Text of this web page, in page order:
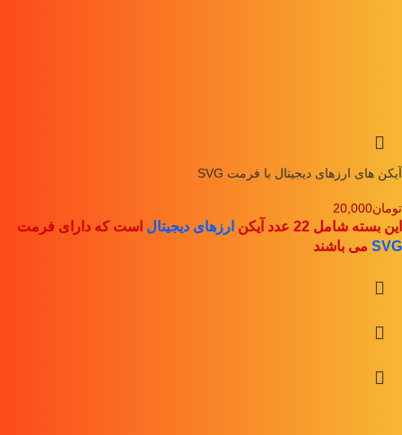
آیکن های ارزهای دیجیتال با فرمت SVG
تومان20,000
این بسته شامل 22 عدد آیکن ارزهای دیجیتال است که دارای فرمت
SVG می باشند